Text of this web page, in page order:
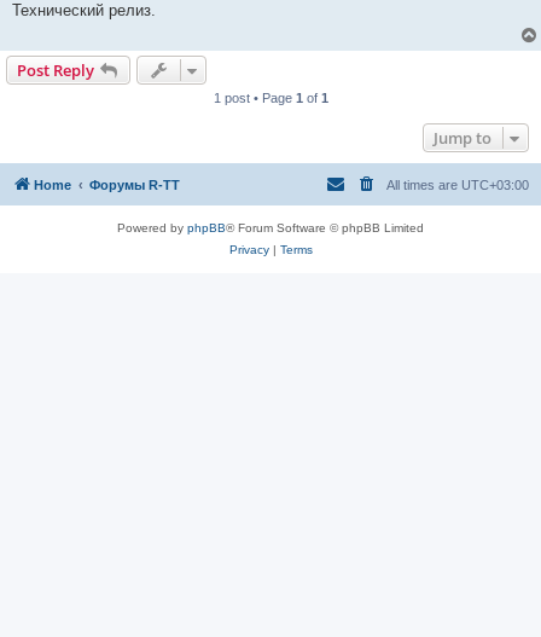
Технический релиз.
Post Reply
1 post • Page 1 of 1
Jump to
Home Форумы R-TT All times are UTC+03:00
Powered by phpBB® Forum Software © phpBB Limited
Privacy| Terms